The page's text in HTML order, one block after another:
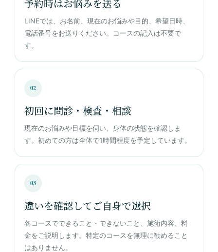
予約時はお悩みを送る
LINEでは、お名前、現在のお悩みや目的、希望日時、
電話番号をお送りください。コースの記入は不要で
す。
02
初回に問診・検査・相談
現在のお悩みや目標を伺い、身体の状態を確認しま
す。初めての方は全体で1時間程度を予定しています。
03
違いを確認してご自身で選択
各コースでできること・できないこと、施術内容、料
金をご説明します。特定のコースを無理に勧めること
はありません。